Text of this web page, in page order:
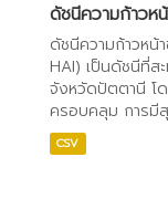
ดัชนีความก้าวห
ดัชนีความก้าวหน้
HAI) เป็นดัชนีที่ส
จังหวัดปัตตานี โ
ครอบคลุม การมี
CSV